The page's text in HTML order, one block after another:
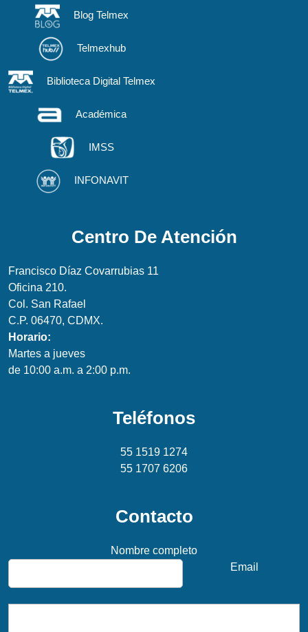
Blog Telmex
Telmexhub
Biblioteca Digital Telmex
Académica
IMSS
INFONAVIT
Centro De Atención
Francisco Díaz Covarrubias 11
Oficina 210.
Col. San Rafael
C.P. 06470, CDMX.
Horario:
Martes a jueves
de 10:00 a.m. a 2:00 p.m.
Teléfonos
55 1519 1274
55 1707 6206
Contacto
Nombre completo
Email